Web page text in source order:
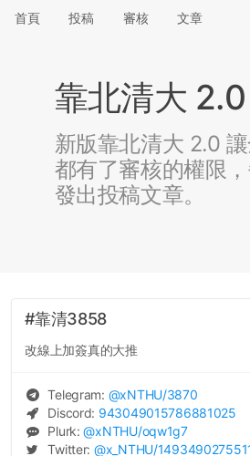
首頁 投稿 審核 文章
靠北清大 2.0
新版靠北清大 2.0
都有了審核的權限
發出投稿文章。
#靠清3858
改線上加簽真的大推
Telegram: @xNTHU/3870
Discord: 943049015786881025
Plurk:@xNTHU/oqw1g7
Twitter: @x_NTHU/